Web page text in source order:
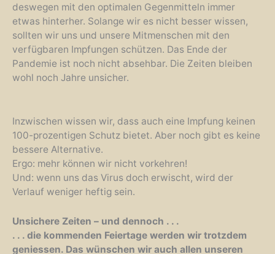
deswegen mit den optimalen Gegenmitteln immer
etwas hinterher. Solange wir es nicht besser wissen,
sollten wir uns und unsere Mitmenschen mit den
verfügbaren Impfungen schützen. Das Ende der
Pandemie ist noch nicht absehbar. Die Zeiten bleiben
wohl noch Jahre unsicher.
Inzwischen wissen wir, dass auch eine Impfung keinen
100-prozentigen Schutz bietet. Aber noch gibt es keine
bessere Alternative.
Ergo: mehr können wir nicht vorkehren!
Und: wenn uns das Virus doch erwischt, wird der
Verlauf weniger heftig sein.
Unsichere Zeiten – und dennoch . . .
. . . die kommenden Feiertage werden wir trotzdem
geniessen. Das wünschen wir auch allen unseren